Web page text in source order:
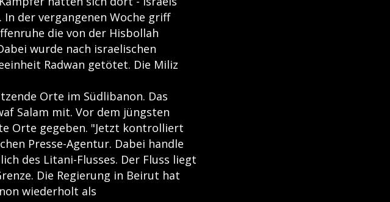
der vergangenen Woche griff
die von der Hisbollah
wurde nach israelischen
Radwan getötet. Die Miliz
Orte im Südlibanon. Das
Salam mit. Vor dem jüngsten
Orte gegeben. "Jetzt kontrolliert
Presse-Agentur. Dabei handle
des Litani-Flusses. Der Fluss liegt
Die Regierung in Beirut hat
wiederholt als